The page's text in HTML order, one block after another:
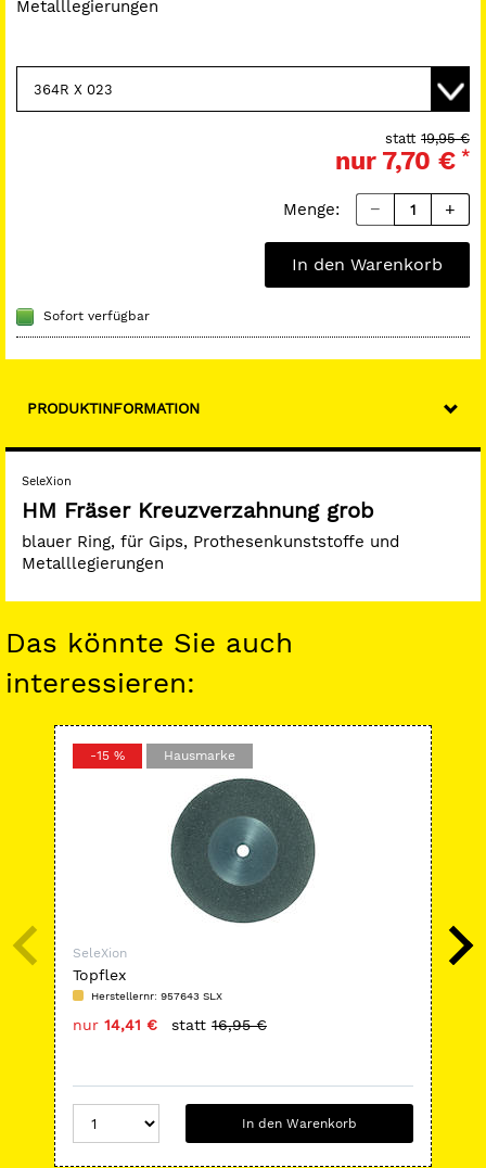
Metalllegierungen
19,95 €
statt
nur 7,70 € *
Menge:
In den Warenkorb
Sofort verfügbar
PRODUKTINFORMATION
SeleXion
HM Fräser Kreuzverzahnung grob
blauer Ring, für Gips, Prothesenkunststoffe und
Metalllegierungen
Das könnte Sie auch
interessieren:
-15 % Hausmarke
SeleXion
Topflex
Herstellernr: 957643 SLX
nur 14,41 € statt 16,95 €
In den Warenkorb